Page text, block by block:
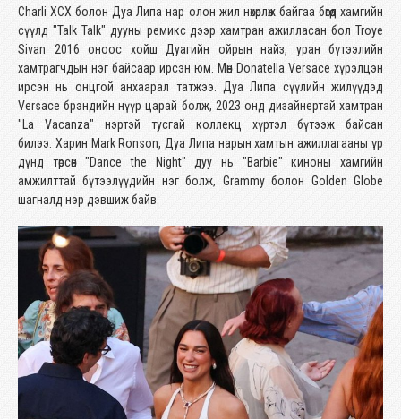
Charli XCX болон Дуа Липа нар олон жил нөхөрлөж байгаа бөгөөд хамгийн
сүүлд "Talk Talk" дууны ремикс дээр хамтран ажилласан бол Troye
Sivan 2016 оноос хойш Дуагийн ойрын найз, уран бүтээлийн
хамтрагчдын нэг байсаар ирсэн юм. Мөн Donatella Versace хүрэлцэн
ирсэн нь онцгой анхаарал татжээ. Дуа Липа сүүлийн жилүүдэд
Versace брэндийн нүүр царай болж, 2023 онд дизайнертай хамтран
"La Vacanza" нэртэй тусгай коллекц хүртэл бүтээж байсан
билээ. Харин Mark Ronson, Дуа Липа нарын хамтын ажиллагааны үр
дүнд төрсөн "Dance the Night" дуу нь "Barbie" киноны хамгийн
амжилттай бүтээлүүдийн нэг болж, Grammy болон Golden Globe
шагналд нэр дэвшиж байв.